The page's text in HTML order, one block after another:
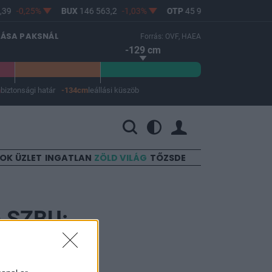
-0,25% BUX146 563,2 -1,03% OTP 45 900
PAKSNÁL Forrás: OVF, HAEA
-129 cm
biztonsági határ -134cm leállási küszöb
ÜZLET INGATLAN ZÖLD VILÁG TŐZSDE